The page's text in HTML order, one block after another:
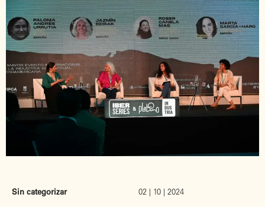
Sin categorizar 02 | 10 | 2024